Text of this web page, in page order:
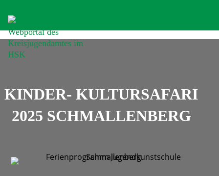
KINDER- KULTURSAFARI
2025 SCHMALLENBERG